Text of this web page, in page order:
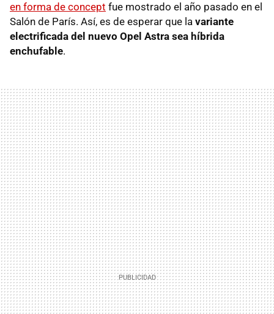
en forma de concept fue mostrado el año pasado en el
Salón de París. Así, es de esperar que la variante
electrificada del nuevo Opel Astra sea híbrida
enchufable.